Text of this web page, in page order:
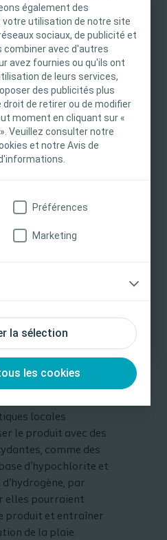
également des
utilisation de notre site
sociaux, de publicité et
combiner avec d'autres
avez fournies ou qu'ils ont
de leurs services,
des publicités plus
de retirer ou de modifier
moment en cliquant sur «
Veuillez consulter notre
et notre Avis de
la sélection
les cookies
Préférences
Marketing
aux
français tels que définis
publique français. Le
à l’information et
être adapté à toutes
ne fournit pas de
de santé est
du traitement pour les
contre-indications,
(IFU) du produit avant
de santé
de santé
association avec
compression
:
au moment de
d'activer le silicone
doigts plusieurs
du pansement
à usage unique : ne
endommagé car la
les plaies
ou partiellement
artérielle
étroitement
prises en charge par
locales
le produit avec des
comme des
d'hypochlorite et
d'hydrogène, par
elles pourraient
produit et entraîner
de la plaie.